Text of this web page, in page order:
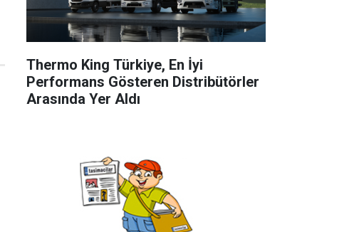
Thermo King Türkiye, En İyi
Performans Gösteren Distribütörler
Arasında Yer Aldı